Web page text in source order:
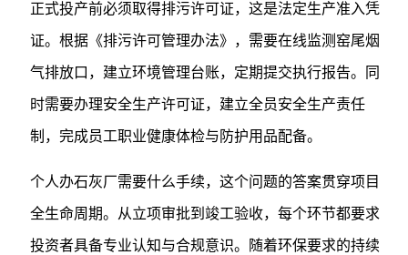
正式投产前必须取得排污许可证，这是法定生产准入凭
证。根据《排污许可管理办法》，需要在线监测窑尾烟
气排放口，建立环境管理台账，定期提交执行报告。同
时需要办理安全生产许可证，建立全员安全生产责任
制，完成员工职业健康体检与防护用品配备。
个人办石灰厂需要什么手续，这个问题的答案贯穿项目
全生命周期。从立项审批到竣工验收，每个环节都要求
投资者具备专业认知与合规意识。随着环保要求的持续